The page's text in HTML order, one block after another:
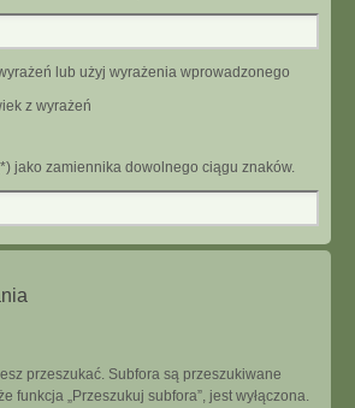
lub użyj wyrażenia wprowadzonego
z wyrażeń
jako zamiennika dowolnego ciągu znaków.
przeszukać. Subfora są przeszukiwane
funkcja „Przeszukuj subfora”, jest wyłączona.